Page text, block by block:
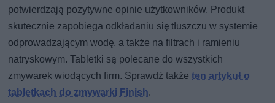
potwierdzają pozytywne opinie użytkowników. Produkt
skutecznie zapobiega odkładaniu się tłuszczu w systemie
odprowadzającym wodę, a także na filtrach i ramieniu
natryskowym. Tabletki są polecane do wszystkich
zmywarek wiodących firm. Sprawdź takżeten artykuł o
tabletkach do zmywarki Finish.